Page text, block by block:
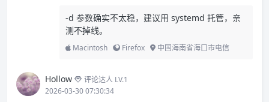
-d 参数确实不太稳，建议用 systemd 托管，亲
测不掉线。
Macintosh Firefox 中国海南省海口市电信
Hollow
评论达人 LV.1
2026-03-30 07:30:34